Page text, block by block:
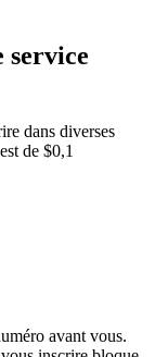
service
dans diverses
de $0,1
avant vous.